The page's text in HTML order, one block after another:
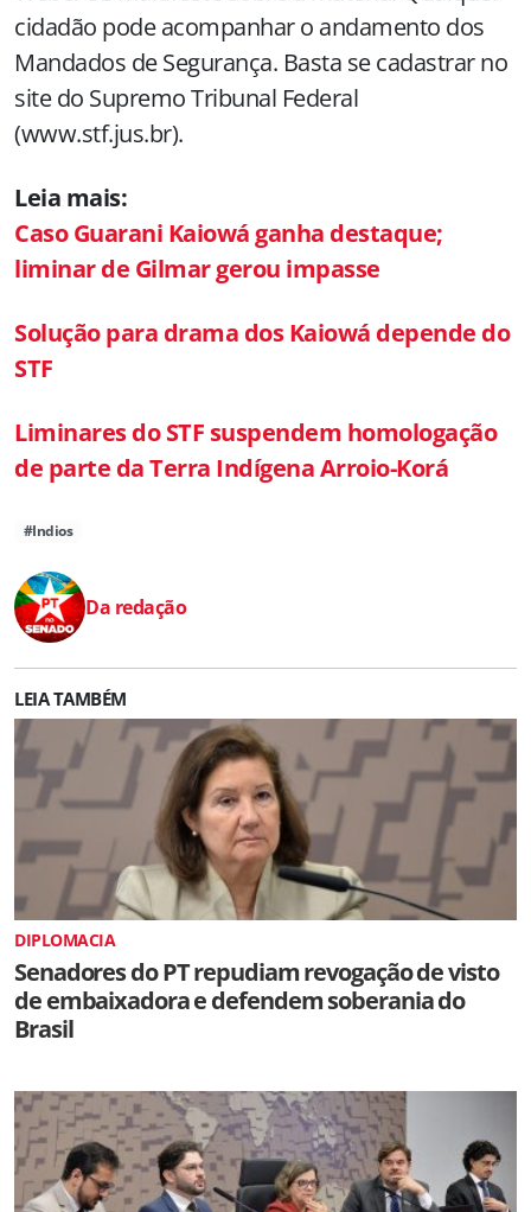
cidadão pode acompanhar o andamento dos
Mandados de Segurança. Basta se cadastrar no
site do Supremo Tribunal Federal
(www.stf.jus.br).
Leia mais:
Caso Guarani Kaiowá ganha destaque;
liminar de Gilmar gerou impasse
Solução para drama dos Kaiowá depende do
STF
Liminares do STF suspendem homologação
de parte da Terra Indígena Arroio-Korá
#Indios
Da redação
LEIA TAMBÉM
DIPLOMACIA
Senadores do PT repudiam revogação de visto
de embaixadora e defendem soberania do
Brasil